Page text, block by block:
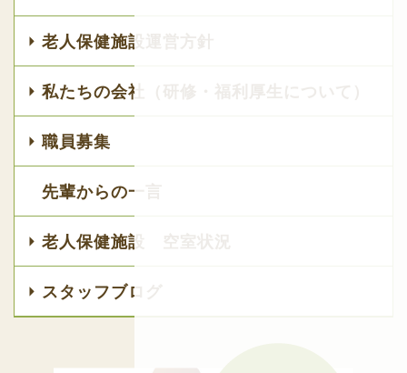
老人保健施設運営方針
私たちの会社（研修・福利厚生について）
職員募集
先輩からの一言
老人保健施設 空室状況
スタッフブログ